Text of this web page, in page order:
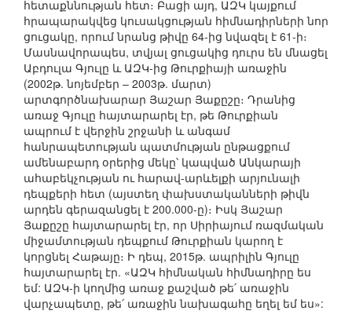
հետաքննության հետ։ Բացի այդ, ԱԶԿ կայքում
հրապարակվեց կուսակցության հիմնադիրների նոր
ցուցակը, որում նրանց թիվը 64-ից նվազել է 61-ի։
Մասնավորապես, տվյալ ցուցակից դուրս են մնացել
Աբդուլա Գյուլը և ԱԶԿ-ից Թուրքիայի առաջին
(2002թ. նոյեմբեր – 2003թ. մարտ)
արտգործնախարար Յաշար Յաքըշը։ Դրանից
առաջ Գյուլը հայտարարել էր, թե Թուրքիան
ապրում է վերջին շրջանի և անգամ
հանրապետության պատմության ընթացքում
ամենաբարդ օրերից մեկը՝ կապված Անկարայի
ահաբեկչության ու հարավ-արևելքի արյունալի
դեպքերի հետ (այստեղ փախստականների թիվն
արդեն գերազանցել է 200.000-ը)։ Իսկ Յաշար
Յաքըշը հայտարարել էր, որ Սիրիայում ռազմական
միջամտության դեպքում Թուրքիան կարող է
կորցնել Հաթայը։ Ի դեպ, 2015թ. ապրիլին Գյուլը
հայտարարել էր. «ԱԶԿ հիմնական հիմնադիրը ես
եմ: ԱԶԿ-ի կողմից առաջ քաշված թե՛ առաջին
վարչապետը, թե՛ առաջին նախագահը եղել եմ ես»: